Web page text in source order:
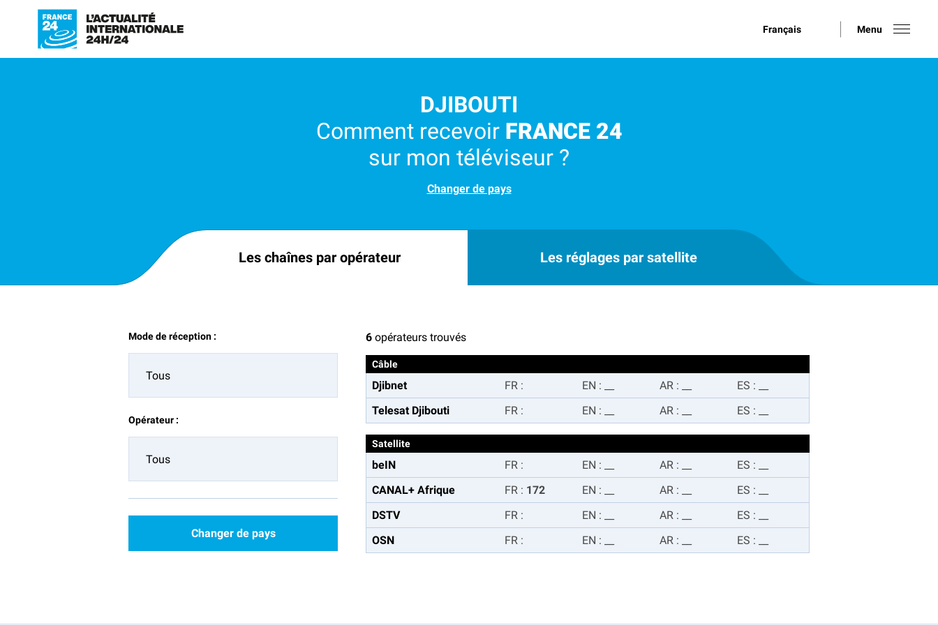
Français Menu
DJIBOUTI
Comment recevoir FRANCE 24
sur mon téléviseur ?
Changer de pays
Les chaînes par opérateur Les réglages par satellite
Mode de réception :
Tous
Opérateur :
Tous
Changer de pays
6 opérateurs trouvés
Câble
Djibnet FR : EN : AR : ES :
Telesat Djibouti
FR : EN : AR : ES :
Satellite
beIN FR : EN : AR : ES :
CANAL+ Afrique
FR : 172 EN : AR : ES :
DSTV
FR : EN : AR : ES :
OSN
FR : EN : AR : ES :